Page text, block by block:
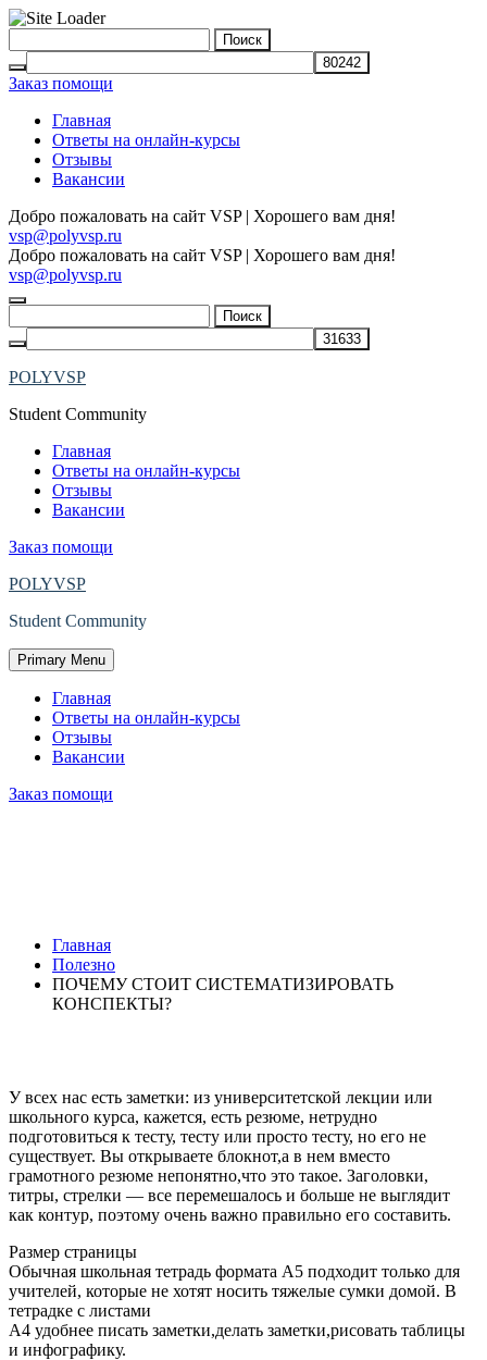
to
content
Заказ помощи
Главная
Ответы на онлайн-курсы
Отзывы
Вакансии
Добро пожаловать на сайт VSP | Хорошего вам дня!
vsp@polyvsp.ru
Добро пожаловать на сайт VSP | Хорошего вам дня!
vsp@polyvsp.ru
POLYVSP
Student Community
Главная
Ответы на онлайн-курсы
Отзывы
Вакансии
Заказ помощи
POLYVSP
Student Community
Primary Menu
Главная
Ответы на онлайн-курсы
Отзывы
Вакансии
Заказ помощи
Главная
Полезно
ПОЧЕМУ СТОИТ СИСТЕМАТИЗИРОВАТЬ
КОНСПЕКТЫ?
У всех нас есть заметки: из университетской лекции или
школьного курса, кажется, есть резюме, нетрудно
подготовиться к тесту, тесту или просто тесту, но его не
существует. Вы открываете блокнот,а в нем вместо
грамотного резюме непонятно,что это такое. Заголовки,
титры, стрелки — все перемешалось и больше не выглядит
как контур, поэтому очень важно правильно его составить.
Размер страницы
Обычная школьная тетрадь формата А5 подходит только для
учителей, которые не хотят носить тяжелые сумки домой. В
тетрадке с листами
А4 удобнее писать заметки,делать заметки,рисовать таблицы
и инфографику.